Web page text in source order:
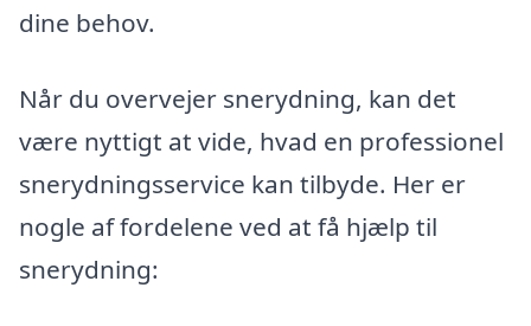
dine behov.
Når du overvejer snerydning, kan det
være nyttigt at vide, hvad en professionel
snerydningsservice kan tilbyde. Her er
nogle af fordelene ved at få hjælp til
snerydning: